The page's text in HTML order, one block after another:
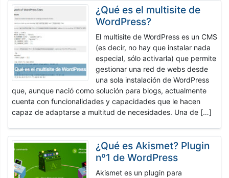
¿Qué es el multisite de
WordPress?
El multisite de WordPress es un CMS
(es decir, no hay que instalar nada
especial, sólo activarla) que permite
gestionar una red de webs desde
una sola instalación de WordPress
que, aunque nació como solución para blogs, actualmente
cuenta con funcionalidades y capacidades que le hacen
capaz de adaptarse a multitud de necesidades. Una de […]
¿Qué es Akismet? Plugin
nº1 de WordPress
Akismet es un plugin para